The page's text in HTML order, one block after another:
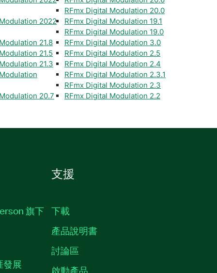
2022
21.8
21.5
21.3
20.7
RFmx Digital Modulation 20.0
RFmx Digital Modulation 19.1
RFmx Digital Modulation 19.0
RFmx Digital Modulation 3.0
RFmx Digital Modulation 2.5
RFmx Digital Modulation 2.4
RFmx Digital Modulation 2.3.1
RFmx Digital Modulation 2.3
RFmx Digital Modulation 2.2
旗下
發展
支援
下載
產品說明書
討論區
啟動產品